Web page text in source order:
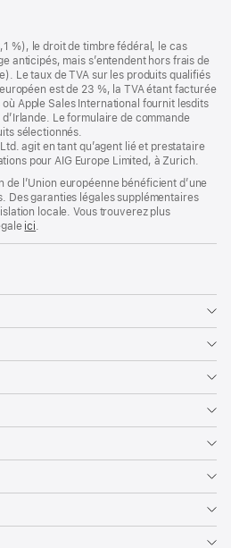
%), le droit de timbre fédéral, le cas
anticipés, mais s’entendent hors frais de
Le taux de TVA sur les produits qualifiés
est de 23 %, la TVA étant facturée
Apple Sales International fournit lesdits
Le formulaire de commande
sélectionnés.
agit en tant qu’agent lié et prestataire
pour AIG Europe Limited, à Zurich.
de l’Union européenne bénéficient d’une
Des garanties légales supplémentaires
locale. Vous trouverez plus
ici.